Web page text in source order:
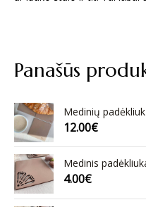
Panašūs
Medinių
12.00€
Medinis
4.00€